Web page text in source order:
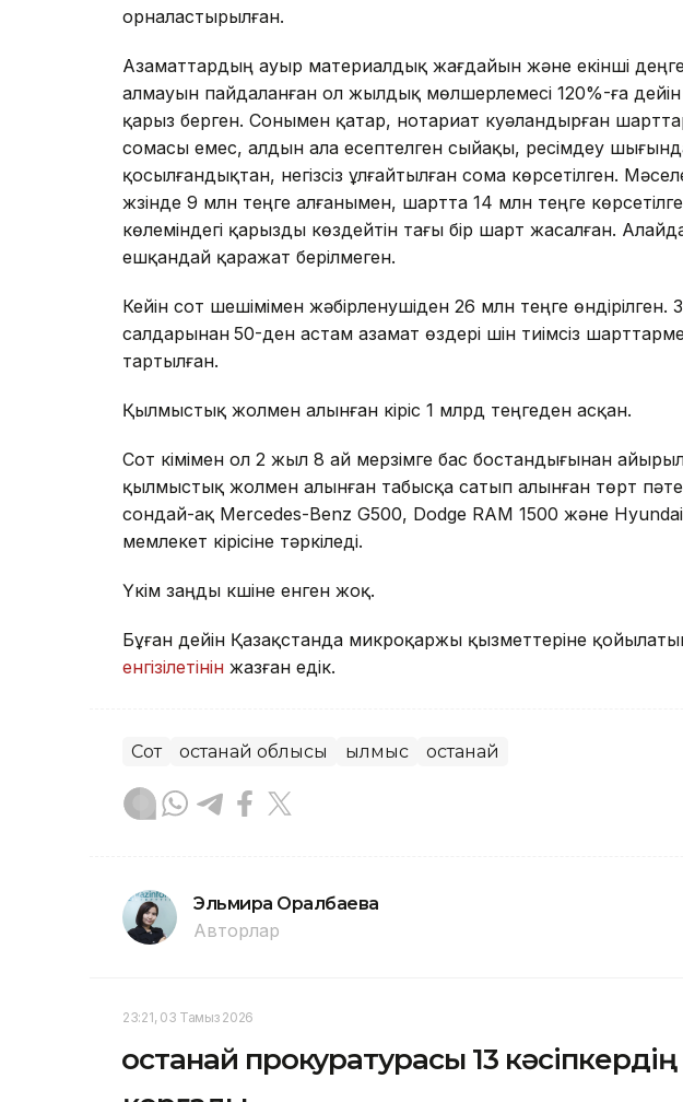
орналастырылған.
Азаматтардың ауыр материалдық жағдайын және екінші
алмауын пайдаланған ол жылдық мөлшерлемесі 120%-ға
қарыз берген. Сонымен қатар, нотариат куәландырған
сомасы емес, алдын ала есептелген сыйақы, ресімдеу
қосылғандықтан, негізсіз ұлғайтылған сома көрсетілген.
жүзінде 9 млн теңге алғанымен, шартта 14 млн теңге
көлеміндегі қарызды көздейтін тағы бір шарт жасалған.
ешқандай қаражат берілмеген.
Кейін сот шешімімен жәбірленушіден 26 млн теңге өндірілген.
салдарынан 50-ден астам азамат өздері үшін тиімсіз
тартылған.
Қылмыстық жолмен алынған кіріс 1 млрд теңгеден асқан.
Сот үкімімен ол 2 жыл 8 ай мерзімге бас бостандығынан
қылмыстық жолмен алынған табысқа сатып алынған төрт
сондай-ақ Mercedes-Benz G500, Dodge RAM 1500 және Hyundai
мемлекет кірісіне тәркіледі.
Үкім заңды күшіне енген жоқ.
Бұған дейін Қазақстанда микроқаржы қызметтеріне
енгізілетінін жазған едік.
Сот Қостанай облысы Қылмыс Қостанай
Эльмира Оралбаева
Авторлар
23:21, 03 Тамыз 2026
Қостанай прокуратурасы 13